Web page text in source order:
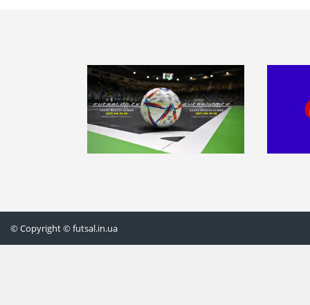
© Copyright © futsal.in.ua